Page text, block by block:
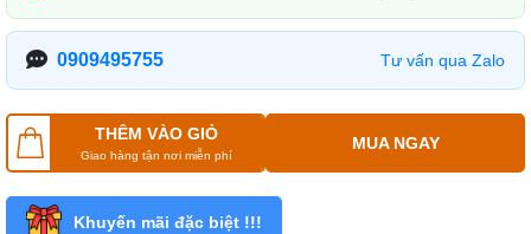
0909495755 Tư vấn qua Zalo
THÊM VÀO GIỎ
Giao hàng tận nơi miễn phí
MUA NGAY
Khuyến mãi đặc biệt !!!